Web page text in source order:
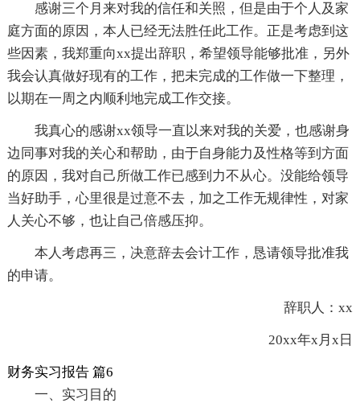
感谢三个月来对我的信任和关照，但是由于个人及家
庭方面的原因，本人已经无法胜任此工作。正是考虑到这
些因素，我郑重向xx提出辞职，希望领导能够批准，另外
我会认真做好现有的工作，把未完成的工作做一下整理，
以期在一周之内顺利地完成工作交接。
我真心的感谢xx领导一直以来对我的关爱，也感谢身
边同事对我的关心和帮助，由于自身能力及性格等到方面
的原因，我对自己所做工作已感到力不从心。没能给领导
当好助手，心里很是过意不去，加之工作无规律性，对家
人关心不够，也让自己倍感压抑。
本人考虑再三，决意辞去会计工作，恳请领导批准我
的申请。
辞职人：xx
20xx年x月x日
财务实习报告 篇6
一、实习目的